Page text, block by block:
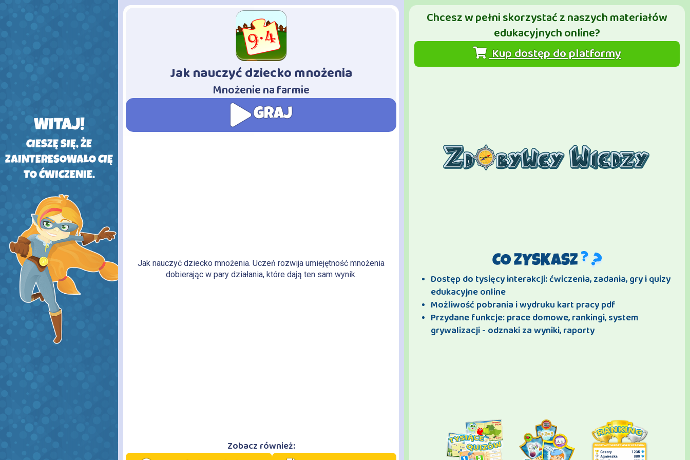
WITAJ!
CIESZĘ SIĘ, ŻE
ZAINTERESOWAŁO CIĘ
TO ĆWICZENIE.
Jak nauczyć dziecko mnożenia
- Mnożenie na farmie
GRAJ
Jak nauczyć dziecko mnożenia. Uczeń rozwija umiejętność mnożenia
dobierając w pary działania, które dają ten sam wynik.
Zobacz również:
Chcesz w pełni skorzystać z naszych materiałów
edukacyjnych online?
Kup dostęp do platformy
CO ZYSKASZ
Dostęp do tysięcy interakcji: ćwiczenia, zadania, gry i quizy
edukacyjne online
Możliwość pobrania i wydruku kart pracy pdf
Przydane funkcje: prace domowe, rankingi, system
grywalizacji - odznaki za wyniki, raporty